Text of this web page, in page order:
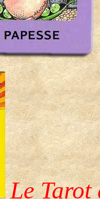
Le Tarot